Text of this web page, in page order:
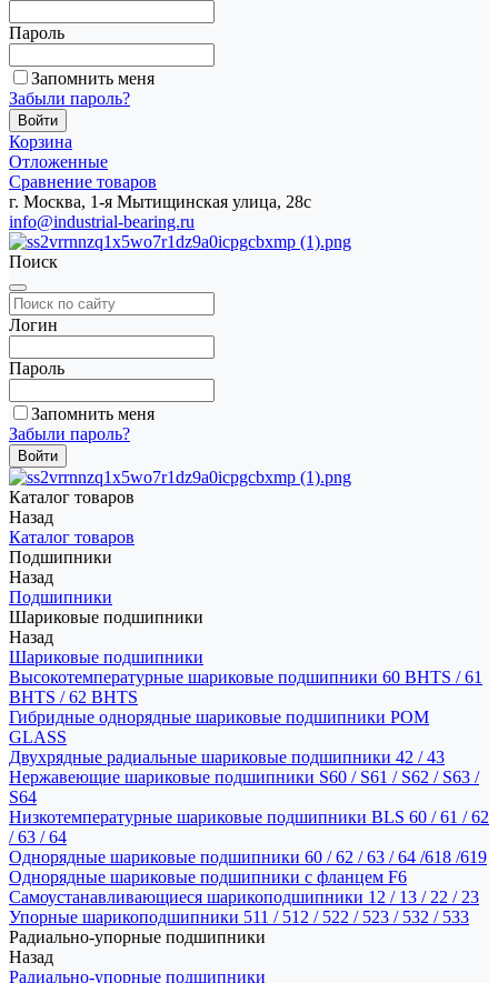
Пароль
Запомнить меня
Забыли пароль?
Корзина
Отложенные
Сравнение товаров
г. Москва, 1-я Мытищинская улица, 28с
info@industrial-bearing.ru
Поиск
Логин
Пароль
Запомнить меня
Забыли пароль?
Каталог товаров
Назад
Каталог товаров
Подшипники
Назад
Подшипники
Шариковые подшипники
Назад
Шариковые подшипники
Высокотемпературные шариковые подшипники 60 BHTS / 61
BHTS / 62 BHTS
Гибридные однорядные шариковые подшипники POM
GLASS
Двухрядные радиальные шариковые подшипники 42 / 43
Нержавеющие шариковые подшипники S60 / S61 / S62 / S63 /
S64
Низкотемпературные шариковые подшипники BLS 60 / 61 / 62
/ 63 / 64
Однорядные шариковые подшипники 60 / 62 / 63 / 64 /618 /619
Однорядные шариковые подшипники с фланцем F6
Самоустанавливающиеся шарикоподшипники 12 / 13 / 22 / 23
Упорные шарикоподшипники 511 / 512 / 522 / 523 / 532 / 533
Радиально-упорные подшипники
Назад
Радиально-упорные подшипники